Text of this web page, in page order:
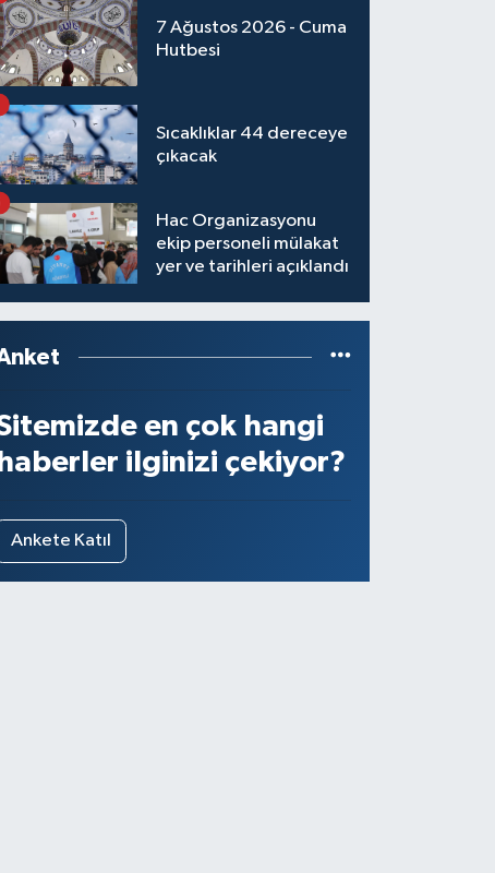
7 Ağustos 2026 - Cuma
Hutbesi
Sıcaklıklar 44 dereceye
çıkacak
Hac Organizasyonu
ekip personeli mülakat
yer ve tarihleri açıklandı
en çok hangi
haberler ilginizi çekiyor?
Ankete Katıl